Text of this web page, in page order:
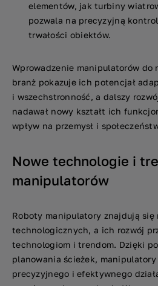
elementów, jak turbiny
pozwala na precyzyjną
trwałości obiektów.
Wprowadzenie manipulatorów do
branż pokazuje ich potencjał
i wszechstronność, a dalszy
nadawał nowy kształt ich
wpływ na przemysł i
Nowe technologie i
manipulatorów
Roboty manipulatory znajdują się
technologicznych, a ich rozwój
technologiom i trendom. Dzięki
planowania ścieżek,
precyzyjnego i efektywnego